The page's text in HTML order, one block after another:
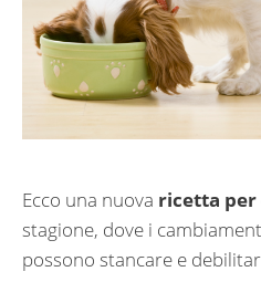
Ecco una nuova ricetta per
stagione, dove i
possono stancare e